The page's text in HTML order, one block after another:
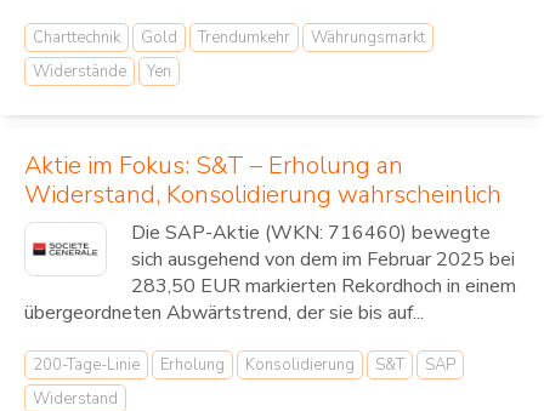
Charttechnik Gold Trendumkehr
Währungsmarkt
Widerstände
Yen
Aktie im Fokus: S&T – Erholung an
Widerstand, Konsolidierung wahrscheinlich
Die SAP-Aktie (WKN: 716460) bewegte
sich ausgehend von dem im Februar 2025 bei
283,50 EUR markierten Rekordhoch in einem
übergeordneten Abwärtstrend, der sie bis auf...
200-Tage-Linie Erholung Konsolidierung S&T
SAP
Widerstand